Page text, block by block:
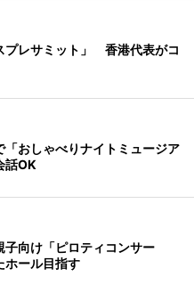
プレサミット」 香港代表がコ
「おしゃべりナイトミュージア
話OK
子向け「ピロティコンサー
ール目指す